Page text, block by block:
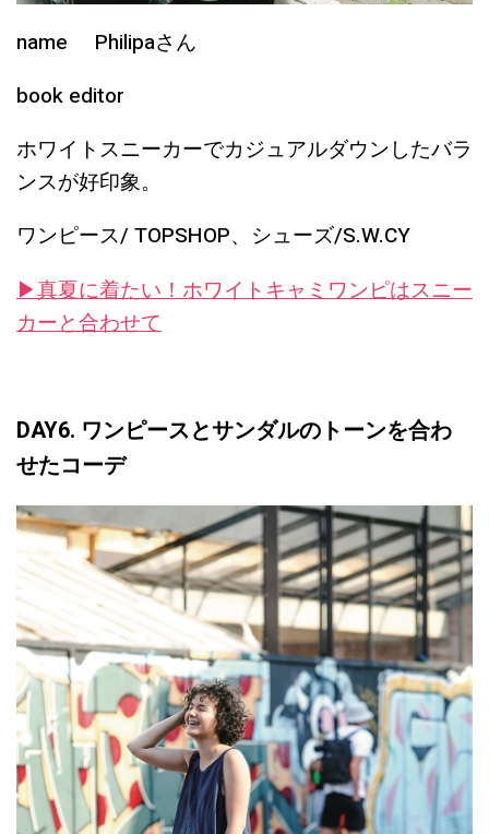
name Philipaさん
book editor
ホワイトスニーカーでカジュアルダウンしたバラ
ンスが好印象。
ワンピース/ TOPSHOP、シューズ/S.W.CY
▶︎真夏に着たい！ホワイトキャミワンピはスニー
カーと合わせて
DAY6. ワンピースとサンダルのトーンを合わ
せたコーデ